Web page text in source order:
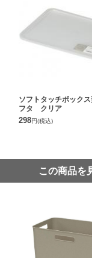
ソフトタッチボック
フタ クリア
298円(税込)
この商品を